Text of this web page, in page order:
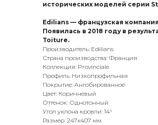
исторических моделей серии
Edilians — французская
Появилась в 2018 году в
Toiture.
Производитель: Edilians
Страна производства: Франция
Коллекция: Provinciale
Профиль: Низкопрофильная
Покрытие: Ангобированное
Цвет: Коричневый
Оттенок: Однотонный
Угол уклона кровли: 14°
Размер: 247x407 мм.